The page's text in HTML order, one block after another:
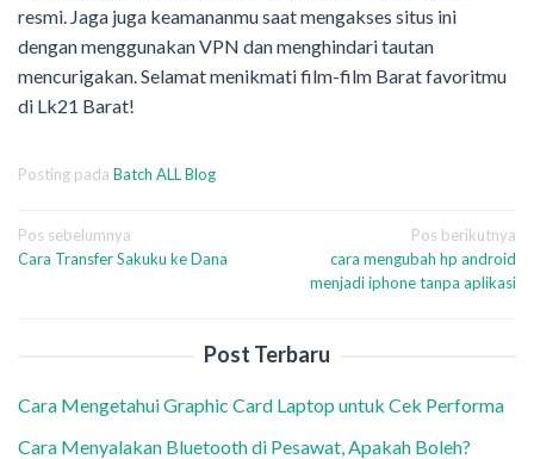
resmi. Jaga juga keamananmu saat mengakses situs ini
dengan menggunakan VPN dan menghindari tautan
mencurigakan. Selamat menikmati film-film Barat favoritmu
di Lk21 Barat!
Posting pada Batch ALL Blog
Navigasi
pos
Pos sebelumnya
Cara Transfer Sakuku ke Dana
Pos berikutnya
cara mengubah hp android
menjadi iphone tanpa aplikasi
Post Terbaru
Cara Mengetahui Graphic Card Laptop untuk Cek Performa
Cara Menyalakan Bluetooth di Pesawat, Apakah Boleh?